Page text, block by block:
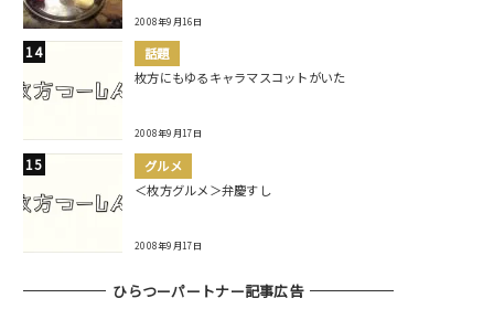
2008年9月16日
話題
枚方にもゆるキャラマスコットがいた
2008年9月17日
グルメ
＜枚方グルメ＞弁慶すし
2008年9月17日
ひらつーパートナー記事広告